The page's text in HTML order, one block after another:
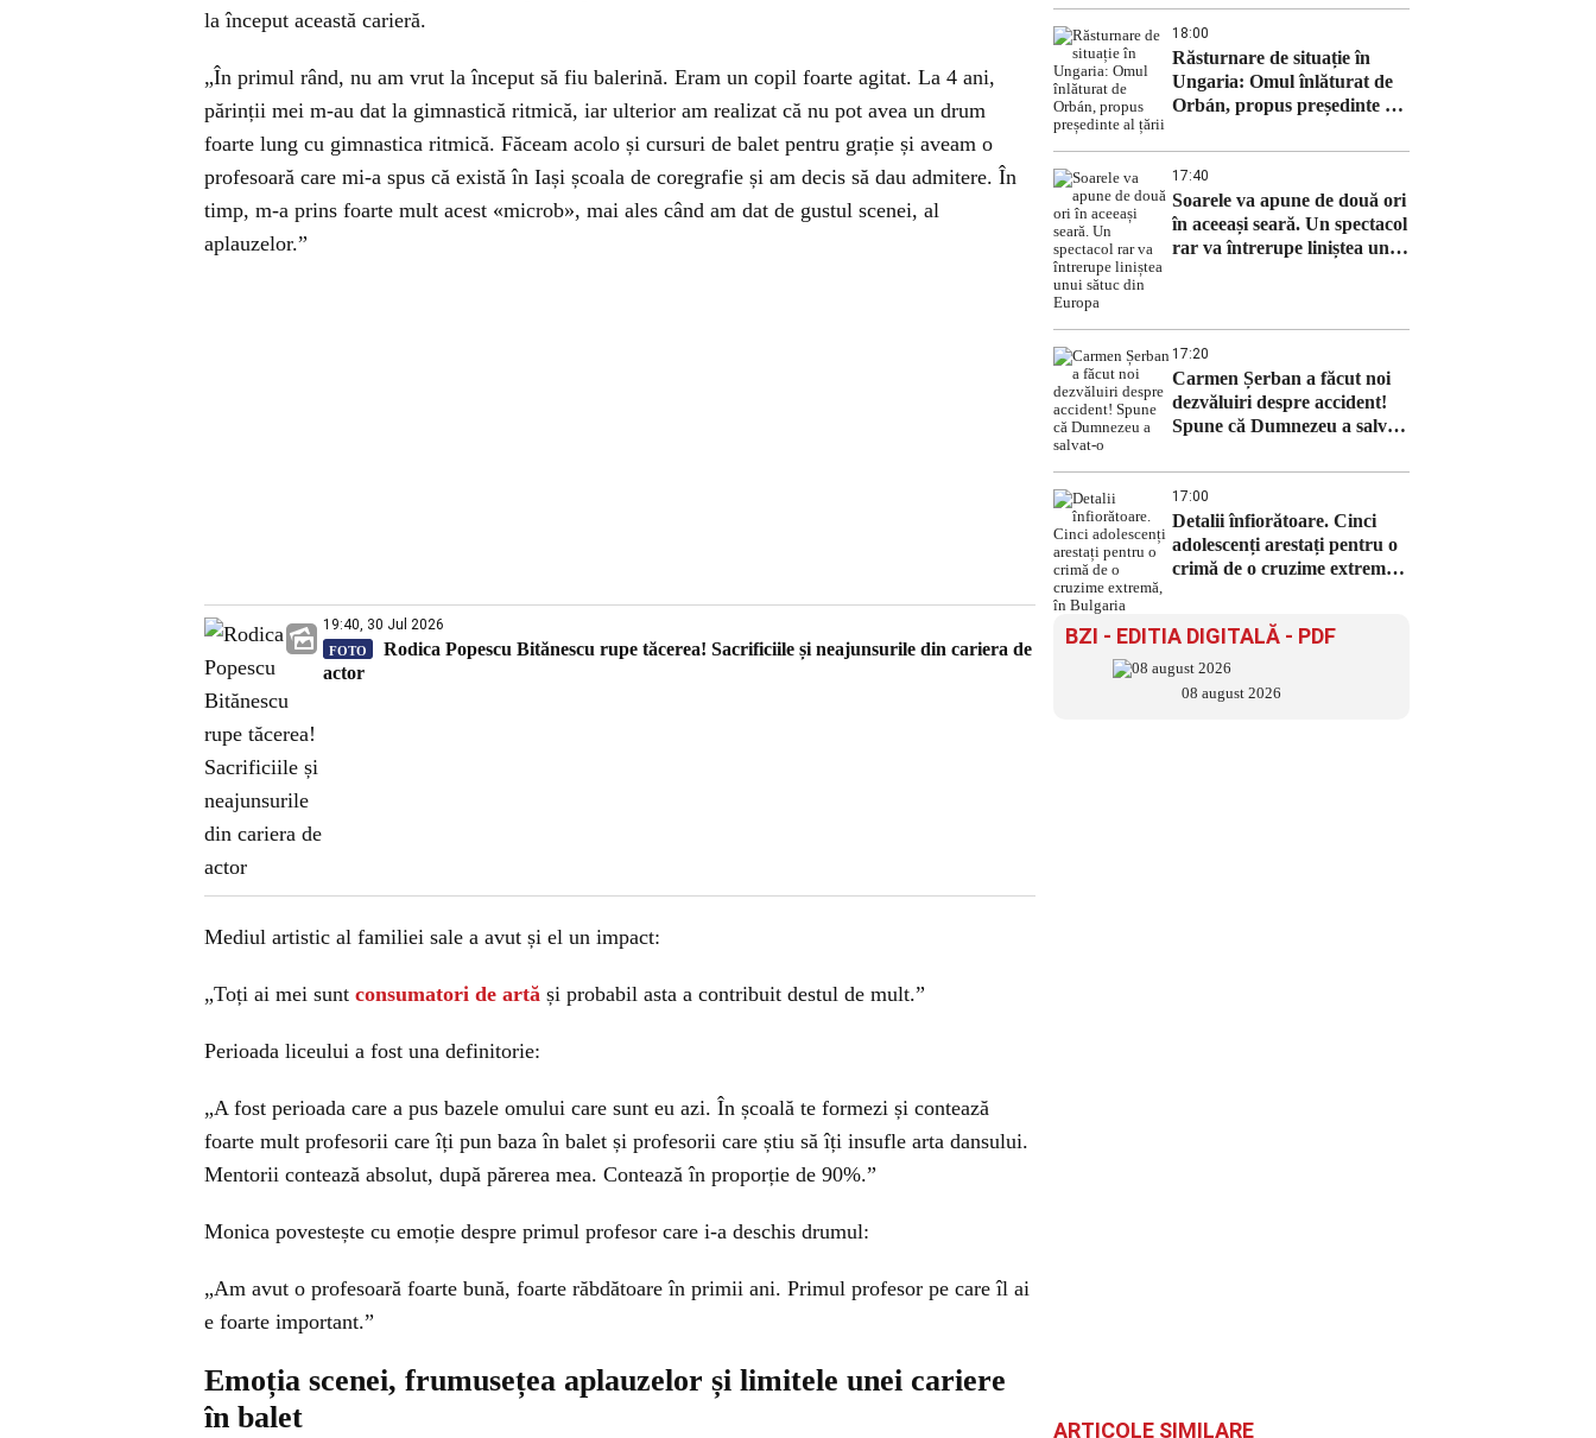
la început această carieră.
„În primul rând, nu am vrut la început să fiu balerină. Eram un copil foarte agitat. La 4 ani,
părinții mei m-au dat la gimnastică ritmică, iar ulterior am realizat că nu pot avea un drum
foarte lung cu gimnastica ritmică. Făceam acolo și cursuri de balet pentru grație și aveam o
profesoară care mi-a spus că există în Iași școala de coregrafie și am decis să dau admitere. În
timp, m-a prins foarte mult acest «microb», mai ales când am dat de gustul scenei, al
aplauzelor.”
19:40, 30 Jul 2026
FOTO
Rodica Popescu Bitănescu rupe tăcerea! Sacrificiile și neajunsurile din cariera de
actor
Mediul artistic al familiei sale a avut și el un impact:
„Toți ai mei sunt consumatori de artă și probabil asta a contribuit destul de mult.”
Perioada liceului a fost una definitorie:
„A fost perioada care a pus bazele omului care sunt eu azi. În școală te formezi și contează
foarte mult profesorii care îți pun baza în balet și profesorii care știu să îți insufle arta dansului.
Mentorii contează absolut, după părerea mea. Contează în proporție de 90%.”
Monica povestește cu emoție despre primul profesor care i-a deschis drumul:
„Am avut o profesoară foarte bună, foarte răbdătoare în primii ani. Primul profesor pe care îl ai
e foarte important.”
Emoția scenei, frumusețea aplauzelor și limitele unei cariere
în balet
18:00
Răsturnare de situație în
Ungaria: Omul înlăturat de
Orbán, propus președinte al
17:40
Soarele va apune de două ori
în aceeași seară. Un spectacol
rar va întrerupe liniștea unui
17:20
Carmen Șerban a făcut noi
dezvăluiri despre accident!
Spune că Dumnezeu a salvat-
17:00
Detalii înfiorătoare. Cinci
adolescenți arestați pentru o
crimă de o cruzime extremă,
BZI - EDITIA DIGITALĂ - PDF
08 august 2026
ARTICOLE SIMILARE